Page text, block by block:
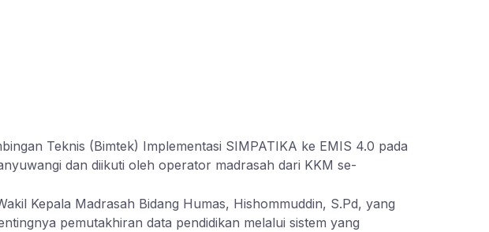
Teknis (Bimtek) Implementasi SIMPATIKA ke EMIS 4.0 pada
dan diikuti oleh operator madrasah dari KKM se-
Kepala Madrasah Bidang Humas, Hishommuddin, S.Pd, yang
pemutakhiran data pendidikan melalui sistem yang